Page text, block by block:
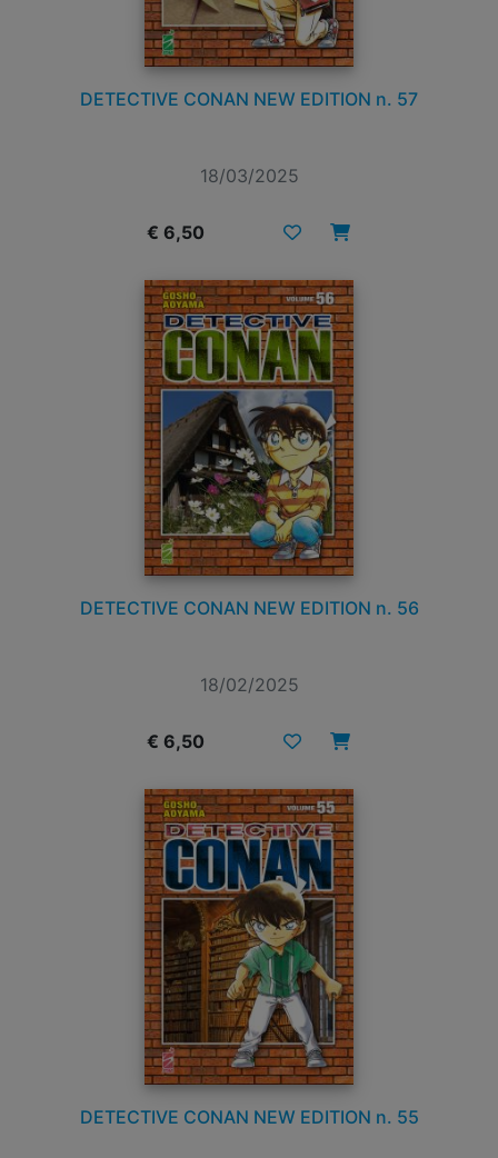
DETECTIVE CONAN NEW EDITION n. 57
18/03/2025
€ 6,50
DETECTIVE CONAN NEW EDITION n. 56
18/02/2025
€ 6,50
DETECTIVE CONAN NEW EDITION n. 55